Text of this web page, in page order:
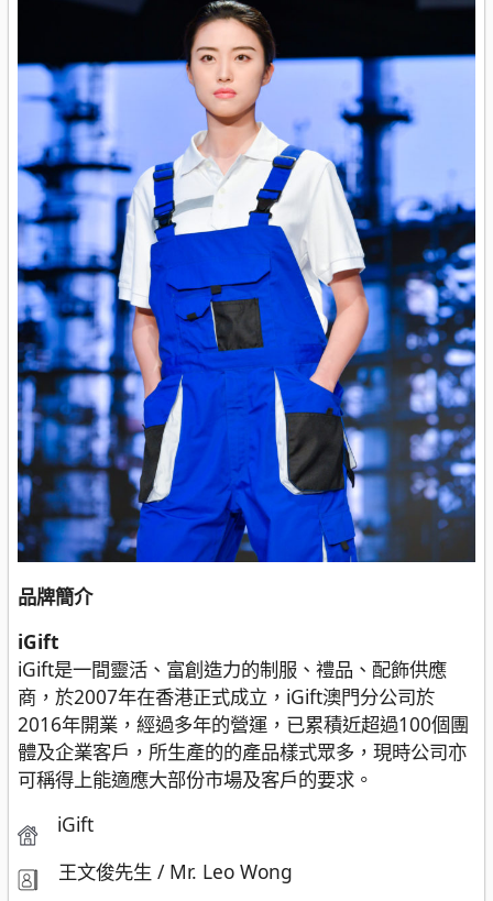
品牌簡介
iGift
iGift是一間靈活、富創造力的制服、禮品、配飾供應
商，於2007年在香港正式成立，iGift澳門分公司於
2016年開業，經過多年的營運，已累積近超過100個團
體及企業客戶，所生產的的產品樣式眾多，現時公司亦
可稱得上能適應大部份市場及客戶的要求。
iGift
王文俊先生 / Mr. Leo Wong